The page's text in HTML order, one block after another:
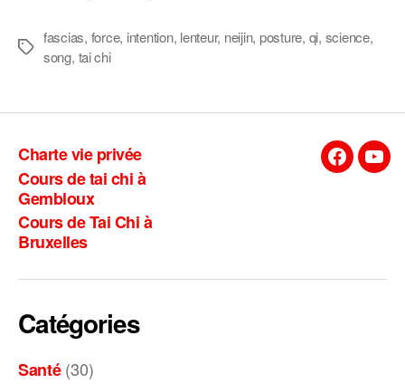
Étiquettes
fascias, force, intention, lenteur, neijin, posture, qi, science,
song, tai chi
Charte vie privée
Cours de tai chi à
Gembloux
Cours de Tai Chi à
Bruxelles
Facebook
Catégories
Santé(30)